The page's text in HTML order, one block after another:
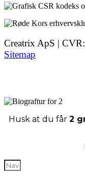
Creatrix ApS |
Sitemap
Husk at du får 2